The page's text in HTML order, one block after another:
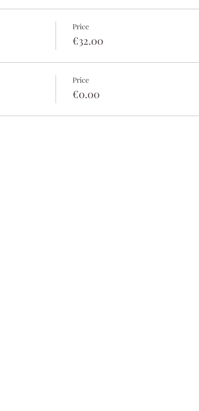
Price
€32.00
Price
€0.00